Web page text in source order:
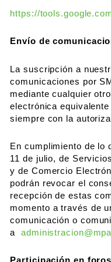
https://
Envío de
La suscripción a
comunicaciones por
mediante cualquier
electrónica
siempre con la
En cumplimiento de lo
11 de julio, de
y de Comercio
podrán revocar el
recepción de estas
momento a través de
comunicación o
a